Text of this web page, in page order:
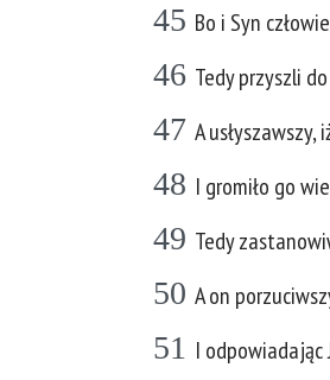
45 Bo i Syn
46 Tedy przyszli
47 A
48 I gromiło go
49 Tedy
50 A on
51 I odpowiadając